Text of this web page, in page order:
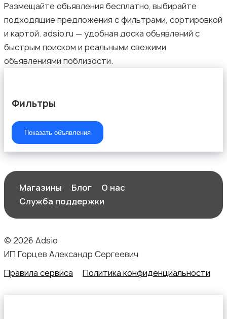
Размещайте объявления бесплатно, выбирайте
подходящие предложения с фильтрами, сортировкой
и картой. adsio.ru — удобная доска объявлений с
быстрым поиском и реальными свежими
объявлениями поблизости.
Фильтры
Показать объявления
Магазины Блог
О нас
Служба поддержки
© 2026 Adsio
ИП Горцев Александр Сергеевич
Правила сервиса
Политика конфиденциальности